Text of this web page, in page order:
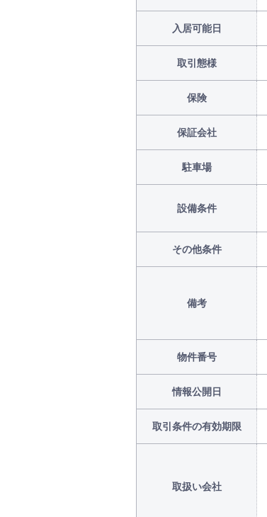
入居可能日
取引態様
保険
保証会社
駐車場
設備条件
その他条件
備考
物件番号
情報公開日
取引条件の有効期限
取扱い会社